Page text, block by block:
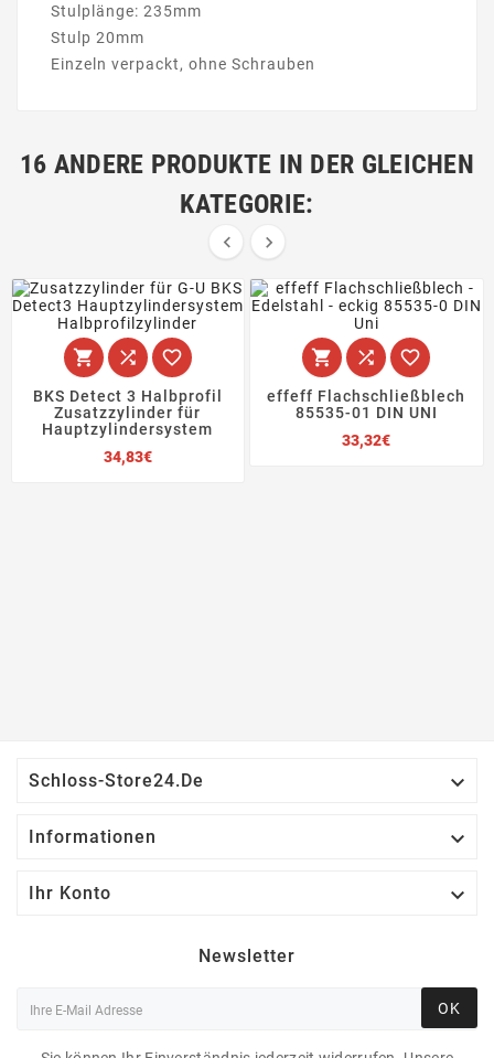
Stulplänge: 235mm
Stulp 20mm
Einzeln verpackt, ohne Schrauben
16 ANDERE PRODUKTE IN DER GLEICHEN
KATEGORIE:
 
  
BKS Detect 3 Halbprofil
Zusatzzylinder für
Hauptzylindersystem
34,83€Preis
  
effeff Flachschließblech
85535-01 DIN UNI
33,32€Preis
Schloss-Store24.de 
Informationen 
Ihr Konto 
Newsletter
OK